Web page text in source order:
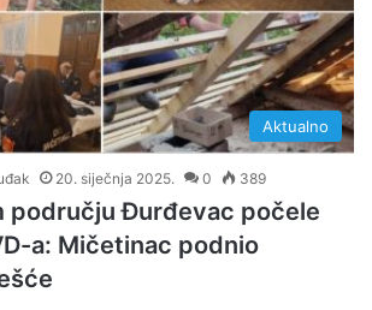
Aktualno
20. siječnja 2025. 0 389
području Đurđevac počele
a: Mičetinac podnio